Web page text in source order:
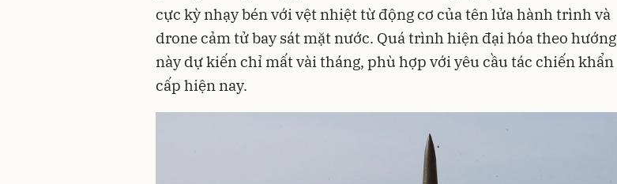
cực kỳ nhạy bén với vệt nhiệt từ động cơ của tên lửa hành trình và
drone cảm tử bay sát mặt nước. Quá trình hiện đại hóa theo hướng
này dự kiến chỉ mất vài tháng, phù hợp với yêu cầu tác chiến khẩn
cấp hiện nay.